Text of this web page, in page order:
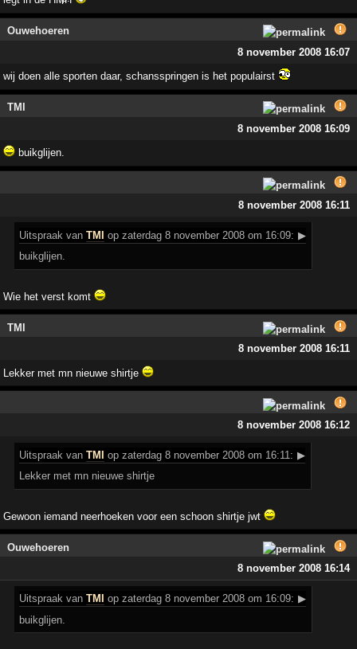
Ouwehoeren
8 november 2008 16:07
wij doen alle sporten daar, schansspringen is het populairst
TMI
8 november 2008 16:09
buikglijen.
8 november 2008 16:11
Uitspraak vanTMI op zaterdag 8 november 2008 om 16:09: ▶
buikglijen.
Wie het verst komt
TMI
8 november 2008 16:11
Lekker met mn nieuwe shirtje
8 november 2008 16:12
Uitspraak vanTMI op zaterdag 8 november 2008 om 16:11: ▶
Lekker met mn nieuwe shirtje
Gewoon iemand neerhoeken voor een schoon shirtje jwt
Ouwehoeren
8 november 2008 16:14
Uitspraak vanTMI op zaterdag 8 november 2008 om 16:09: ▶
buikglijen.